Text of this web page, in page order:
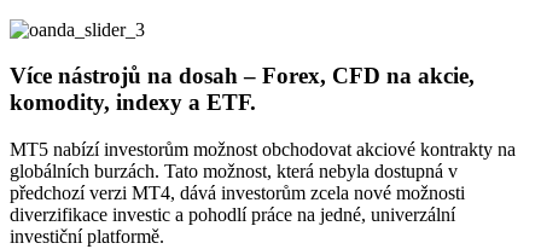
Více nástrojů na dosah – Forex, CFD na akcie,
komodity, indexy a ETF.
MT5 nabízí investorům možnost obchodovat akciové kontrakty na
globálních burzách. Tato možnost, která nebyla dostupná v
předchozí verzi MT4, dává investorům zcela nové možnosti
diverzifikace investic a pohodlí práce na jedné, univerzální
investiční platformě.